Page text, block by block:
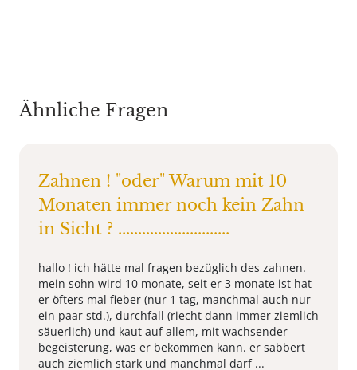
Ähnliche Fragen
Zahnen ! "oder" Warum mit 10
Monaten immer noch kein Zahn
in Sicht ? ............................
hallo ! ich hätte mal fragen bezüglich des zahnen.
mein sohn wird 10 monate, seit er 3 monate ist hat
er öfters mal fieber (nur 1 tag, manchmal auch nur
ein paar std.), durchfall (riecht dann immer ziemlich
säuerlich) und kaut auf allem, mit wachsender
begeisterung, was er bekommen kann. er sabbert
auch ziemlich stark und manchmal darf ...